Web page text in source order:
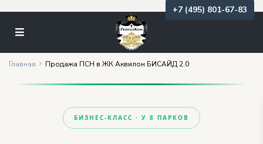
+7 (495) 801-67-83
Главная Продажа ПСН в ЖК Аквилон БИСАЙД 2.0
БИЗНЕС-КЛАСС · У 8 ПАРКОВ